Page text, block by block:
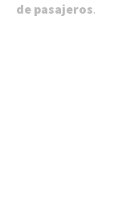
de pasajeros.